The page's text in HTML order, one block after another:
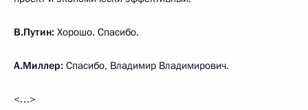
В.Путин: Хорошо. Спасибо.
А.Миллер: Спасибо, Владимир Владимирович.
<…>